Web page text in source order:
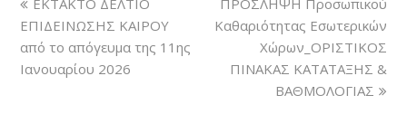
ΕΠΙΔΕΙΝΩΣΗΣ ΚΑΙΡΟΥ
από το απόγευμα της 11ης
Ιανουαρίου 2026
Καθαριότητας Εσωτερικών
Χώρων_ΟΡΙΣΤΙΚΟΣ
ΠΙΝΑΚΑΣ ΚΑΤΑΤΑΞΗΣ &
ΒΑΘΜΟΛΟΓΙΑΣ